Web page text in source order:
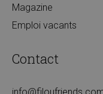
Magazine
Emploi vacants
Contact